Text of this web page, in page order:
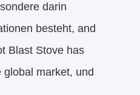
darin
besteht, and
Blast Stove has
market, und